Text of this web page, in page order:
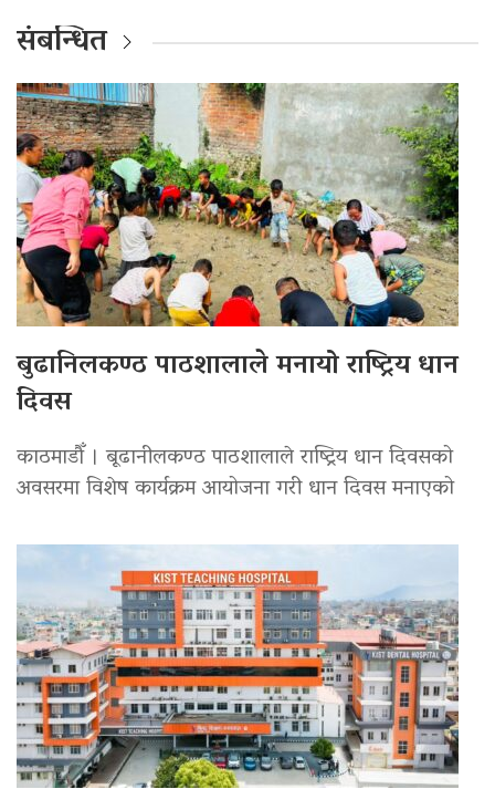
संबन्धित
बुढानिलकण्ठ पाठशालाले मनायो राष्ट्रिय धान
दिवस
काठमाडौँ । बूढानीलकण्ठ पाठशालाले राष्ट्रिय धान दिवसको
अवसरमा विशेष कार्यक्रम आयोजना गरी धान दिवस मनाएको